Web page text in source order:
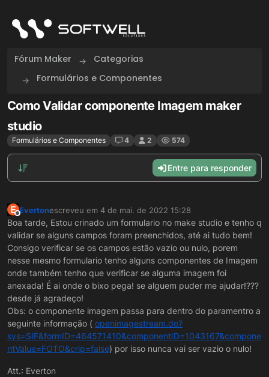
Fórum Maker
Categorias
Formulários e Componentes
Como Validar componente Imagem maker
studio
Formulários e Componentes 4 2 574
Entre para responder
E
Offline
Evertonescreveu em 4 de mai. de 2022 15:28
última edição por
Boa tarde, Estou crinado um formulario no make studio e tenho q
validar se alguns campos foram preenchidos, até ai tudo bem!
Consigo verificar se os campos estão vazio ou nulo, porem
nesse mesmo formulario tenho alguns componentes de Imagem
onde também tenho que verificar se alguma imagem foi
anexada! É ai onde o bixo pega! se alguem puder me ajudar!???
desde já agradeço!
Obs: o componente imagem passa para dentro do paramentro a
seguinte informação ( openimagestream.do?
sys=SIF&formID=464571410&componentID=1043167&compone
ntValue=FOTO&crip=false) por isso nunca vai ser vazio o nulo!
Att.: Everton